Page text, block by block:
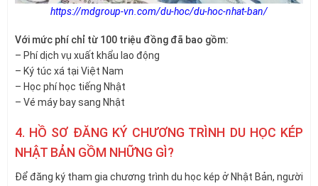
https://mdgroup-vn.com/du-hoc/du-hoc-nhat-ban/
Với mức phí chỉ từ 100 triệu đồng đã bao gồm:
– Phí dịch vụ xuất khẩu lao động
– Ký túc xá tại Việt Nam
– Học phí học tiếng Nhật
– Vé máy bay sang Nhật
4. HỒ SƠ ĐĂNG KÝ CHƯƠNG TRÌNH DU HỌC KÉP
NHẬT BẢN GỒM NHỮNG GÌ?
Để đăng ký tham gia chương trình du học kép ở Nhật Bản, người